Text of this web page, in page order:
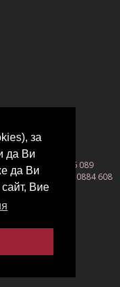
за
да Ви
да Ви
Вие
1, моб. 0889 086 089
056 530 800, моб. 0884 608